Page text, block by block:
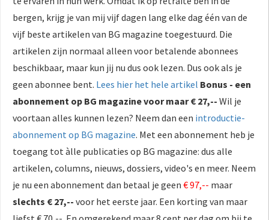
bergen, krijg je van mij vijf dagen lang elke dag één van de
vijf beste artikelen van BG magazine toegestuurd. Die
artikelen zijn normaal alleen voor betalende abonnees
beschikbaar, maar kun jij nu dus ook lezen. Dus ook als je
geen abonnee bent. Lees hier het hele artikel Bonus - een
abonnement op BG magazine voor maar € 27,-- Wil je
voortaan alles kunnen lezen? Neem dan een introductie-
abonnement op BG magazine. Met een abonnement heb je
toegang tot àlle publicaties op BG magazine: dus alle
artikelen, columns, nieuws, dossiers, video's en meer. Neem
je nu een abonnement dan betaal je geen € 97,-- maar
slechts € 27,-- voor het eerste jaar. Een korting van maar